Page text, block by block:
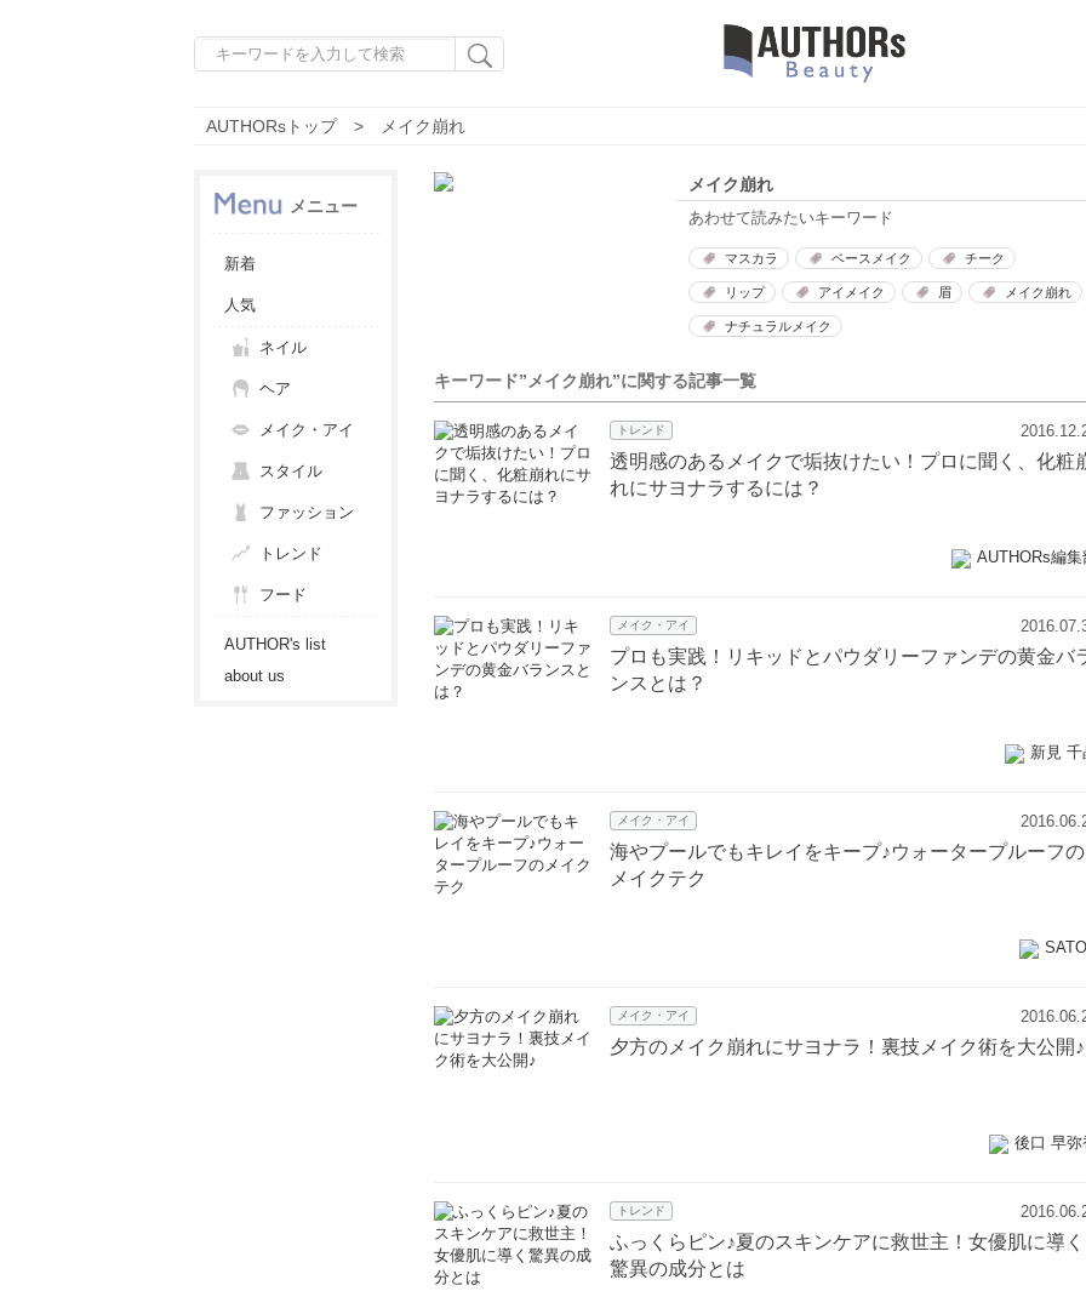
AUTHORsトップ メイク崩れ
メニュー
新着
人気
ネイル
ヘア
メイク・アイ
スタイル
ファッション
トレンド
フード
AUTHOR's list
about us
メイク崩れ
あわせて読みたいキーワード
マスカラ ベースメイク チーク
リップ アイメイク 眉 メイク崩れ
ナチュラルメイク
キーワード”メイク崩れ”に関する記事一覧
トレンド
透明感のあるメイクで垢抜けたい！プロに聞く、化粧
れにサヨナラするには？
AUTHORs編集
メイク・アイ
プロも実践！リキッドとパウダリーファンデの黄金バ
ンスとは？
新見 千
メイク・アイ
海やプールでもキレイをキープ♪ウォータープルーフの
メイクテク
メイク・アイ
夕方のメイク崩れにサヨナラ！裏技メイク術を大公開♪
後口 早弥
トレンド
ふっくらピン♪夏のスキンケアに救世主！女優肌に導く
驚異の成分とは